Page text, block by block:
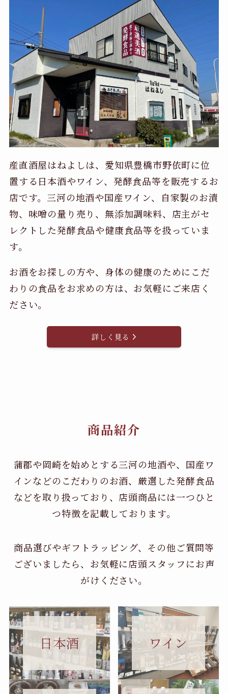
産直酒屋はねよしは、愛知県豊橋市野依町に位
置する日本酒やワイン、発酵食品等を販売するお
店です。三河の地酒や国産ワイン、自家製のお漬
物、味噌の量り売り、無添加調味料、店主がセ
レクトした発酵食品や健康食品等を扱っていま
す。
お酒をお探しの方や、身体の健康のためにこだ
わりの食品をお求めの方は、お気軽にご来店く
ださい。
詳しく見る
商品紹介
蒲郡や岡崎を始めとする三河の地酒や、国産ワ
インなどのこだわりのお酒、 厳選した発酵食品
などを取り扱っており、店頭商品には一つひと
つ特徴を記載しております。
商品選びやギフトラッピング、その他ご質問等
ございましたら、お気軽に店頭スタッフにお声
がけください。
日本酒 ワイン